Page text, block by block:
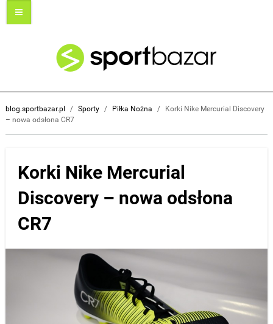
blog.sportbazar.pl / Sporty / Piłka Nożna /
Korki Nike Mercurial Discovery
– nowa odsłona CR7
Korki Nike Mercurial
Discovery – nowa odsłona
CR7